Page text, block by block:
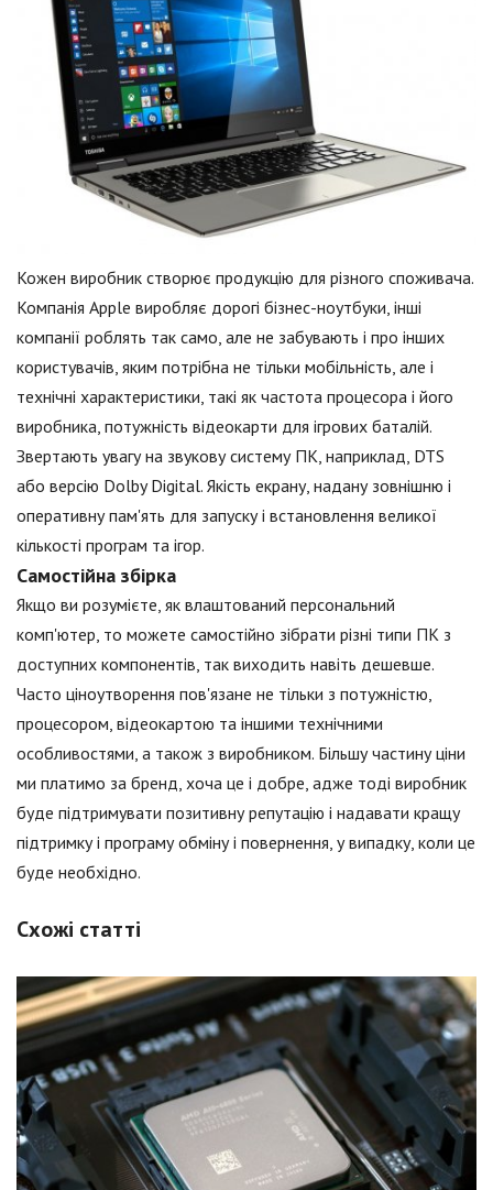
Кожен виробник створює продукцію для різного споживача.
Компанія Apple виробляє дорогі бізнес-ноутбуки, інші
компанії роблять так само, але не забувають і про інших
користувачів, яким потрібна не тільки мобільність, але і
технічні характеристики, такі як частота процесора і його
виробника, потужність відеокарти для ігрових баталій.
Звертають увагу на звукову систему ПК, наприклад, DTS
або версію Dolby Digital. Якість екрану, надану зовнішню і
оперативну пам'ять для запуску і встановлення великої
кількості програм та ігор.
Самостійна збірка
Якщо ви розумієте, як влаштований персональний
комп'ютер, то можете самостійно зібрати різні типи ПК з
доступних компонентів, так виходить навіть дешевше.
Часто ціноутворення пов'язане не тільки з потужністю,
процесором, відеокартою та іншими технічними
особливостями, а також з виробником. Більшу частину ціни
ми платимо за бренд, хоча це і добре, адже тоді виробник
буде підтримувати позитивну репутацію і надавати кращу
підтримку і програму обміну і повернення, у випадку, коли це
буде необхідно.
Схожі статті